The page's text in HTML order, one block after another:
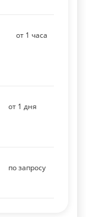
от 1 часа
от 1 дня
по запросу